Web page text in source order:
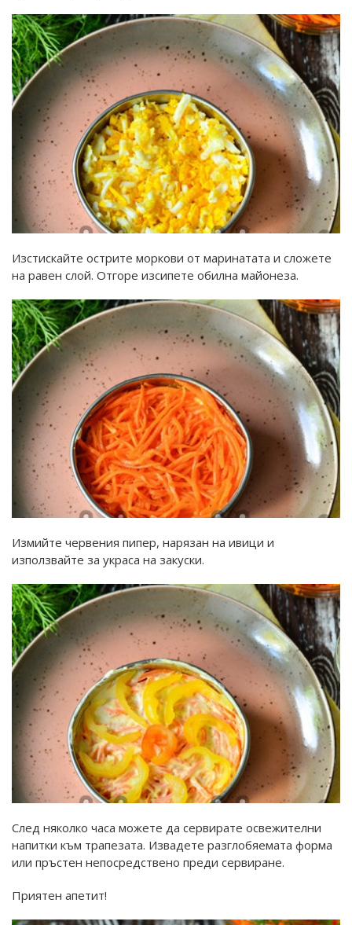
Изстискайте острите моркови от маринатата и сложете
на равен слой. Отгоре изсипете обилна майонеза.
Измийте червения пипер, нарязан на ивици и
използвайте за украса на закуски.
След няколко часа можете да сервирате освежителни
напитки към трапезата. Извадете разглобяемата форма
или пръстен непосредствено преди сервиране.
Приятен апетит!